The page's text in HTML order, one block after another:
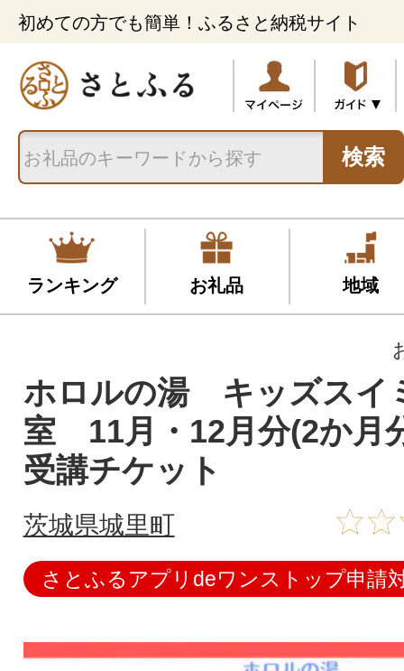
初めての方でも簡単！ふるさと納税サイト
検索
ランキング お礼品 地域
ホロルの湯 キッズスイ
室 11月・12月分(2か
受講チケット
茨城県城里町
さとふるアプリdeワンストップ申請